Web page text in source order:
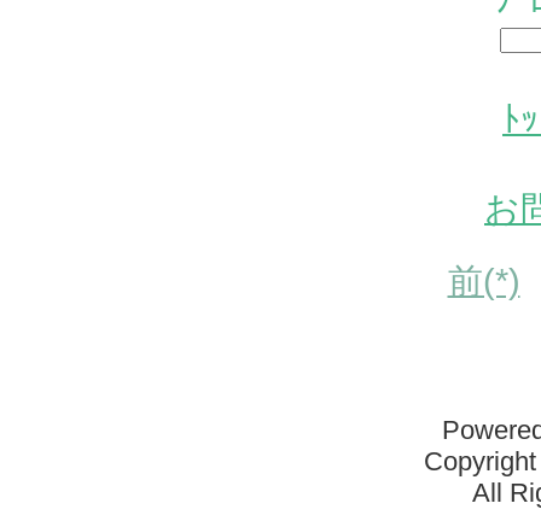
ﾄ
お
前(*)
All